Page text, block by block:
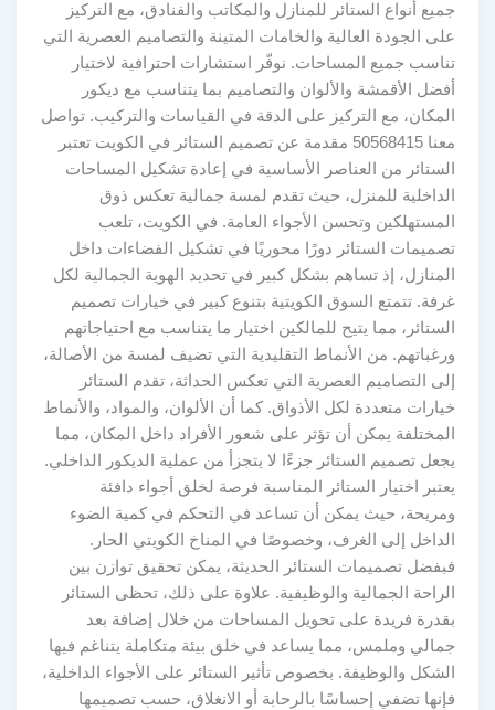
جميع أنواع الستائر للمنازل والمكاتب والفنادق، مع التركيز
على الجودة العالية والخامات المتينة والتصاميم العصرية التي
تناسب جميع المساحات. نوفّر استشارات احترافية لاختيار
أفضل الأقمشة والألوان والتصاميم بما يتناسب مع ديكور
المكان، مع التركيز على الدقة في القياسات والتركيب. تواصل
معنا 50568415 مقدمة عن تصميم الستائر في الكويت تعتبر
الستائر من العناصر الأساسية في إعادة تشكيل المساحات
الداخلية للمنزل، حيث تقدم لمسة جمالية تعكس ذوق
المستهلكين وتحسن الأجواء العامة. في الكويت، تلعب
تصميمات الستائر دورًا محوريًا في تشكيل الفضاءات داخل
المنازل، إذ تساهم بشكل كبير في تحديد الهوية الجمالية لكل
غرفة. تتمتع السوق الكويتية بتنوع كبير في خيارات تصميم
الستائر، مما يتيح للمالكين اختيار ما يتناسب مع احتياجاتهم
ورغباتهم. من الأنماط التقليدية التي تضيف لمسة من الأصالة،
إلى التصاميم العصرية التي تعكس الحداثة، تقدم الستائر
خيارات متعددة لكل الأذواق. كما أن الألوان، والمواد، والأنماط
المختلفة يمكن أن تؤثر على شعور الأفراد داخل المكان، مما
يجعل تصميم الستائر جزءًا لا يتجزأ من عملية الديكور الداخلي.
يعتبر اختيار الستائر المناسبة فرصة لخلق أجواء دافئة
ومريحة، حيث يمكن أن تساعد في التحكم في كمية الضوء
الداخل إلى الغرف، وخصوصًا في المناخ الكويتي الحار.
فبفضل تصميمات الستائر الحديثة، يمكن تحقيق توازن بين
الراحة الجمالية والوظيفية. علاوة على ذلك، تحظى الستائر
بقدرة فريدة على تحويل المساحات من خلال إضافة بعد
جمالي وملمس، مما يساعد في خلق بيئة متكاملة يتناغم فيها
الشكل والوظيفة. بخصوص تأثير الستائر على الأجواء الداخلية،
فإنها تضفي إحساسًا بالرحابة أو الانغلاق، حسب تصميمها